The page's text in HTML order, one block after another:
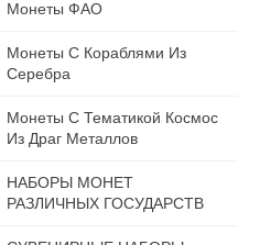
Монеты ФАО
Монеты С Кораблями Из
Серебра
Монеты С Тематикой Космос
Из Драг Металлов
НАБОРЫ МОНЕТ
РАЗЛИЧНЫХ ГОСУДАРСТВ